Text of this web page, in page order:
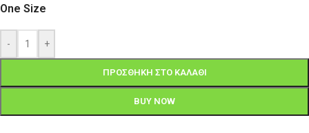
One Size
- +
ΠΡΟΣΘΉΚΗ ΣΤΟ ΚΑΛΆΘΙ
BUY NOW